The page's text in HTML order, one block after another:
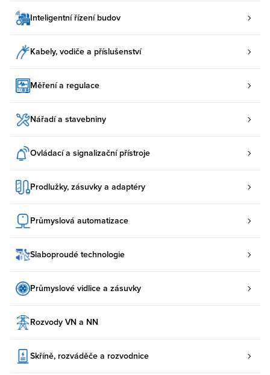
Inteligentní řízení budov
Kabely, vodiče a příslušenství
Měření a regulace
Nářadí a stavebniny
Ovládací a signalizační přístroje
Prodlužky, zásuvky a adaptéry
Průmyslová automatizace
Slaboproudé technologie
Průmyslové vidlice a zásuvky
Rozvody VN a NN
Skříně, rozváděče a rozvodnice